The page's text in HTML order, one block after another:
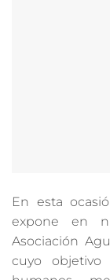
En esta
expone en
Asociación
cuyo